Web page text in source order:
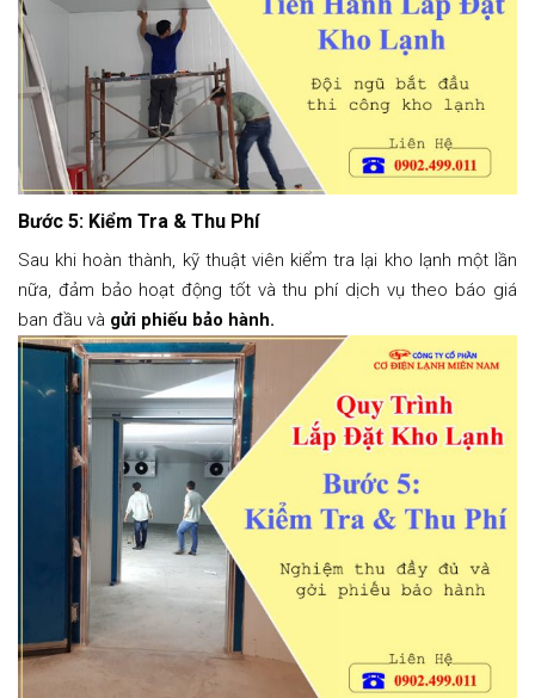
Bước 5: Kiểm Tra & Thu Phí
Sau khi hoàn thành, kỹ thuật viên kiểm tra lại kho lạnh một lần
nữa, đảm bảo hoạt động tốt và thu phí dịch vụ theo báo giá
ban đầu và gửi phiếu bảo hành.